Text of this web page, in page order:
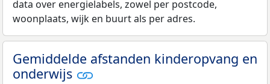
data over energielabels, zowel per postcode,
woonplaats, wijk en buurt als per adres.
Gemiddelde afstanden kinderopvang en
onderwijs